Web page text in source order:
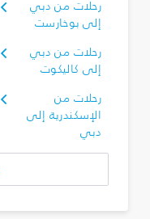
رحلات من دبي
إلى بوخارست
رحلات من دبي
إلى كاليكوت
رحلات من
الإسكندرية إلى
دبي